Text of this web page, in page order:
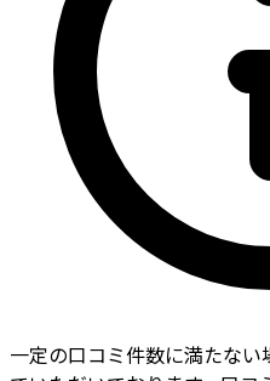
一定の口コミ件数に満たな